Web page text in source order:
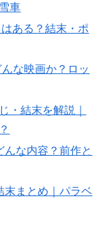
車
ある？結末・ポ
な映画か？ロッ
・結末を解説｜
な内容？前作と
末まとめ｜パラベ